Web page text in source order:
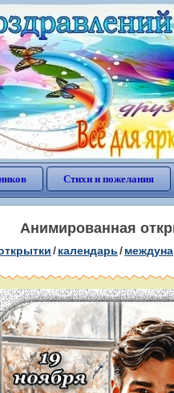
Стихи и пожелания
Анимированная
/календарь/